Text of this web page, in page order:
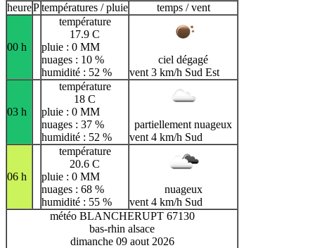
heurePtempératures / pluie temps / vent
00 h
température
17.9 C
pluie : 0 MM
nuages : 10 %
humidité : 52 %
ciel dégagé
vent 3 km/h Sud Est
03 h
température
18 C
pluie : 0 MM
nuages : 37 %
humidité : 52 %
partiellement nuageux
vent 4 km/h Sud
06 h
température
20.6 C
pluie : 0 MM
nuages : 68 %
humidité : 55 %
nuageux
vent 4 km/h Sud
météo BLANCHERUPT 67130
bas-rhin alsace
dimanche 09 aout 2026